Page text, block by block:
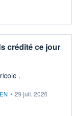
crédité ce jour
.
• 29 juil. 2026